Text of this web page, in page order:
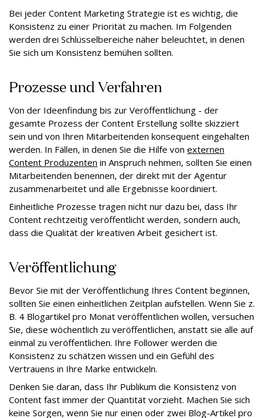
Bei jeder Content Marketing Strategie ist es wichtig, die
Konsistenz zu einer Priorität zu machen. Im Folgenden
werden drei Schlüsselbereiche näher beleuchtet, in denen
Sie sich um Konsistenz bemühen sollten.
Prozesse und Verfahren
Von der Ideenfindung bis zur Veröffentlichung - der
gesamte Prozess der Content Erstellung sollte skizziert
sein und von Ihren Mitarbeitenden konsequent eingehalten
werden. In Fällen, in denen Sie die Hilfe von externen
Content Produzenten in Anspruch nehmen, sollten Sie einen
Mitarbeitenden benennen, der direkt mit der Agentur
zusammenarbeitet und alle Ergebnisse koordiniert.
Einheitliche Prozesse tragen nicht nur dazu bei, dass Ihr
Content rechtzeitig veröffentlicht werden, sondern auch,
dass die Qualität der kreativen Arbeit gesichert ist.
Veröffentlichung
Bevor Sie mit der Veröffentlichung Ihres Content beginnen,
sollten Sie einen einheitlichen Zeitplan aufstellen. Wenn Sie z.
B. 4 Blogartikel pro Monat veröffentlichen wollen, versuchen
Sie, diese wöchentlich zu veröffentlichen, anstatt sie alle auf
einmal zu veröffentlichen. Ihre Follower werden die
Konsistenz zu schätzen wissen und ein Gefühl des
Vertrauens in Ihre Marke entwickeln.
Denken Sie daran, dass Ihr Publikum die Konsistenz von
Content fast immer der Quantität vorzieht. Machen Sie sich
keine Sorgen, wenn Sie nur einen oder zwei Blog-Artikel pro